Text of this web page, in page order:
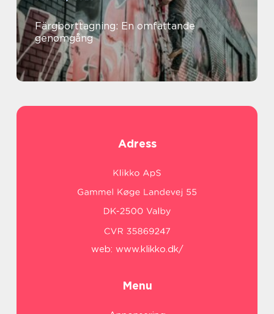
Färgborttagning: En omfattande
genomgång
Adress
web: www.klikko.dk/
Menu